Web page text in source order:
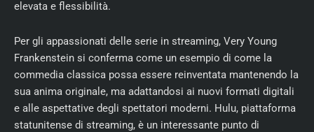
elevata e flessibilità.
Per gli appassionati delle serie in streaming, Very Young
Frankenstein si conferma come un esempio di come la
commedia classica possa essere reinventata mantenendo la
sua anima originale, ma adattandosi ai nuovi formati digitali
e alle aspettative degli spettatori moderni. Hulu, piattaforma
statunitense di streaming, è un interessante punto di